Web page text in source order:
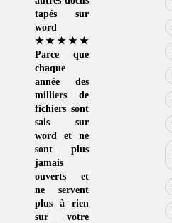
tapés sur
word
★★★★★
Parce que
chaque
année des
milliers de
fichiers sont
sais sur
word et ne
sont plus
jamais
ouverts et
ne servent
plus à rien
sur votre